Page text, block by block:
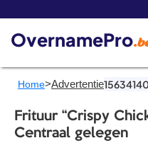
OvernamePro
Home>Advertentie
Frituur “Crispy
Centraal gelegen